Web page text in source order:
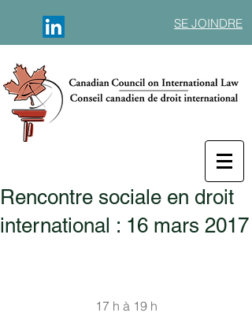
SE JOINDRE
Rencontre sociale en droit
international : 16 mars 2017
17 h à 19 h